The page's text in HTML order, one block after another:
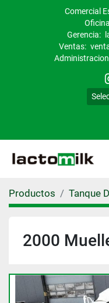
Comercial
Gerencia:
Ventas:
Productos Tanque
2000